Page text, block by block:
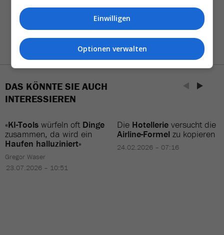
DAS KÖNNTE SIE AUCH
INTERESSIEREN
«KI-Tools würfeln oft Dinge
zusammen, da wird ein
Haufen halluziniert»
Gregor Waser
23.07.2026 – 10:51
Die Hotellerie versucht die
Airline-Formel zu kopieren
24.02.2026 – 07:16
Einwilligen
Optionen verwalten